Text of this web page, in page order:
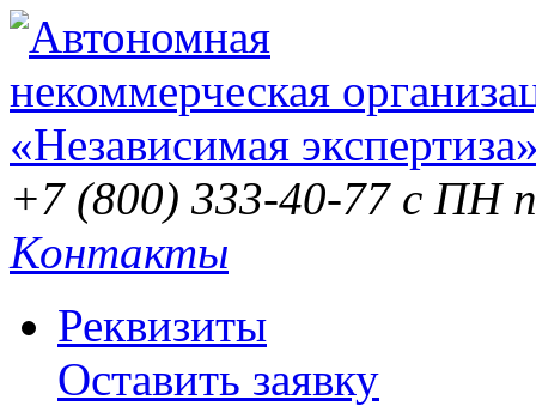
+7 (800) 333-40-77 с ПН
Контакты
Реквизиты
Оставить заявку